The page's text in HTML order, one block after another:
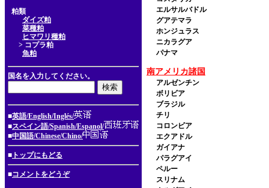
粕類
ダイズ粕
菜種粕
ヒマワリ種粕
> コプラ粕
魚粕
国名を入力してください。
■英語/English/Inglés/
■スペイン語/Spanish/Espanol/
■中国語/Chinese/Chino/
■ トップにもどる
■コメントをどうぞ
エルサルバドル
グアテマラ
ホンジュラス
ニカラグア
パナマ
南アメリカ諸国
アルゼンチン
ボリビア
ブラジル
チリ
コロンビア
エクアドル
ガイアナ
パラグアイ
ペルー
スリナム